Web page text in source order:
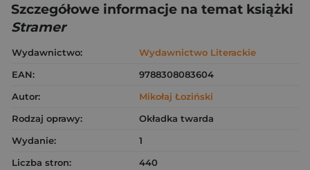
Szczegółowe informacje na temat książki
Stramer
Wydawnictwo:
Wydawnictwo Literackie
EAN:
9788308083604
Autor:
Mikołaj Łoziński
Rodzaj oprawy:
Okładka twarda
Wydanie:
1
Liczba stron:
440